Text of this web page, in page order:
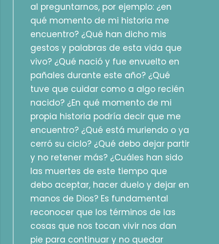
al preguntarnos, por ejemplo: ¿en
qué momento de mi historia me
encuentro? ¿Qué han dicho mis
gestos y palabras de esta vida que
vivo? ¿Qué nació y fue envuelto en
pañales durante este año? ¿Qué
tuve que cuidar como a algo recién
nacido? ¿En qué momento de mi
propia historia podría decir que me
encuentro? ¿Qué está muriendo o ya
cerró su ciclo? ¿Qué debo dejar partir
y no retener más? ¿Cuáles han sido
las muertes de este tiempo que
debo aceptar, hacer duelo y dejar en
manos de Dios? Es fundamental
reconocer que los términos de las
cosas que nos tocan vivir nos dan
pie para continuar y no quedar